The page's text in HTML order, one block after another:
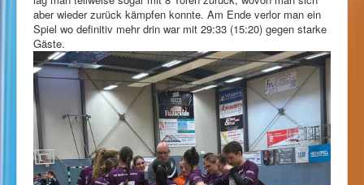
aber wieder zurück kämpfen konnte. Am Ende verlor man ein
Spiel wo definitiv mehr drin war mit 29:33 (15:20) gegen starke
Gäste.